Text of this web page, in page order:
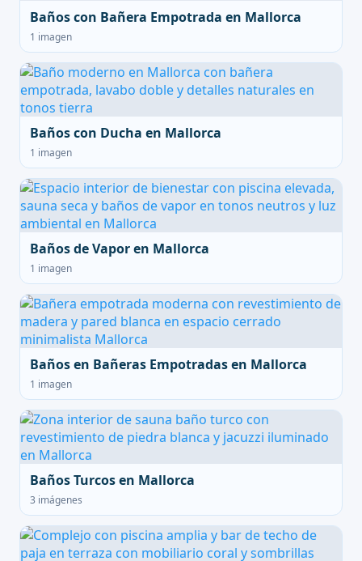
Baños con Bañera Empotrada en Mallorca
1 imagen
Baños con Ducha en Mallorca
1 imagen
Baños de Vapor en Mallorca
1 imagen
Baños en Bañeras Empotradas en Mallorca
1 imagen
Baños Turcos en Mallorca
3 imágenes